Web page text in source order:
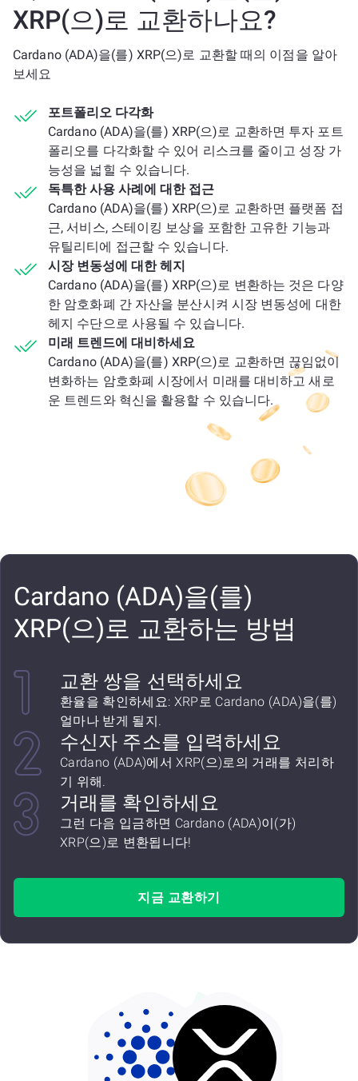
XRP(으)로 교환하나요?
Cardano (ADA)을(를) XRP(으)로 교환할 때의 이점을 알아
보세요
포트폴리오 다각화
Cardano (ADA)을(를) XRP(으)로 교환하면 투자 포트
폴리오를 다각화할 수 있어 리스크를 줄이고 성장 가
능성을 넓힐 수 있습니다.
독특한 사용 사례에 대한 접근
Cardano (ADA)을(를) XRP(으)로 교환하면 플랫폼 접
근, 서비스, 스테이킹 보상을 포함한 고유한 기능과
유틸리티에 접근할 수 있습니다.
시장 변동성에 대한 헤지
Cardano (ADA)을(를) XRP(으)로 변환하는 것은 다양
한 암호화폐 간 자산을 분산시켜 시장 변동성에 대한
헤지 수단으로 사용될 수 있습니다.
미래 트렌드에 대비하세요
Cardano (ADA)을(를) XRP(으)로 교환하면 끊임없이
변화하는 암호화폐 시장에서 미래를 대비하고 새로
운 트렌드와 혁신을 활용할 수 있습니다.
Cardano (ADA)을(를)
XRP(으)로 교환하는 방법
교환 쌍을 선택하세요
환율을 확인하세요: XRP로 Cardano (ADA)을(를)
얼마나 받게 될지.
수신자 주소를 입력하세요
Cardano (ADA)에서 XRP(으)로의 거래를 처리하
기 위해.
거래를 확인하세요
그런 다음 입금하면 Cardano (ADA)이(가)
XRP(으)로 변환됩니다!
지금 교환하기